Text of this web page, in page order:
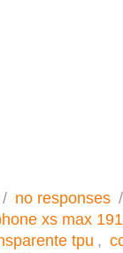
no responses
xs max
tpu ,